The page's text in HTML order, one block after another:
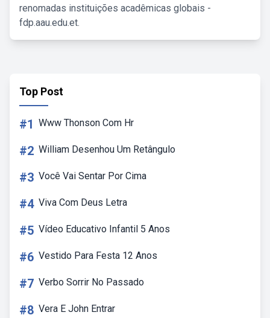
renomadas instituições acadêmicas globais -
fdp.aau.edu.et.
Top Post
#1 Www Thonson Com Hr
#2 William Desenhou Um Retângulo
#3 Você Vai Sentar Por Cima
#4 Viva Com Deus Letra
#5 Vídeo Educativo Infantil 5 Anos
#6 Vestido Para Festa 12 Anos
#7 Verbo Sorrir No Passado
#8 Vera E John Entrar